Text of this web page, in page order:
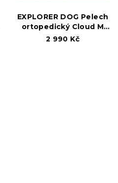
EXPLORER DOG Pelech
ortopedický Cloud M
100x70 Vanilla Beige
2 990 Kč